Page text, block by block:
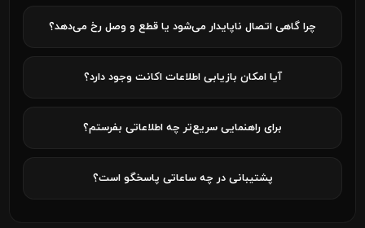
چرا گاهی اتصال ناپایدار می‌شود یا قطع و وصل رخ می‌دهد؟
آیا امکان بازیابی اطلاعات اکانت وجود دارد؟
برای راهنمایی سریع‌تر چه اطلاعاتی بفرستم؟
پشتیبانی در چه ساعاتی پاسخگو است؟